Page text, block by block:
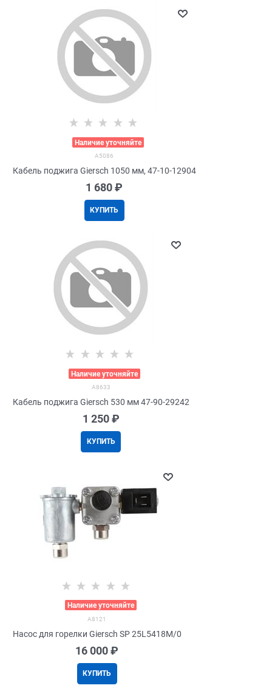
Наличие уточняйте
A5086
Кабель поджига Giersch 1050 мм, 47-10-12904
1 680 ₽
КУПИТЬ
Наличие уточняйте
A8633
Кабель поджига Giersch 530 мм 47-90-29242
1 250 ₽
КУПИТЬ
Наличие уточняйте
A8121
Насос для горелки Giersch SP 25L5418M/0
16 000 ₽
КУПИТЬ